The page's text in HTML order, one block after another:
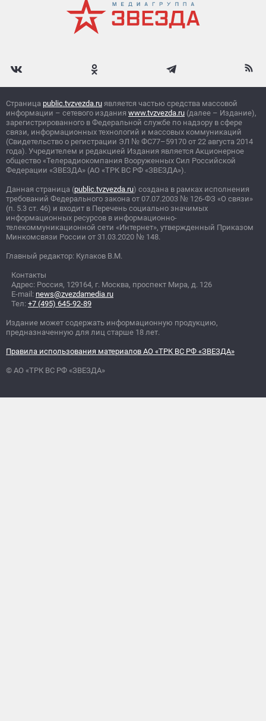
Страница public.tvzvezda.ru является частью средства массовой
информации – сетевого издания www.tvzvezda.ru (далее – Издание),
зарегистрированного в Федеральной службе по надзору в сфере
связи, информационных технологий и массовых коммуникаций
(Свидетельство о регистрации ЭЛ № ФС77–59170 от 22 августа 2014
года). Учредителем и редакцией Издания является Акционерное
общество «Телерадиокомпания Вооруженных Сил Российской
Федерации «ЗВЕЗДА» (АО «ТРК ВС РФ «ЗВЕЗДА»).
Данная страница (public.tvzvezda.ru) создана в рамках исполнения
требований Федерального закона от 07.07.2003 № 126-ФЗ «О связи»
(п. 5.3 ст. 46) и входит в Перечень социально значимых
информационных ресурсов в информационно-
телекоммуникационной сети «Интернет», утвержденный Приказом
Минкомсвязи России от 31.03.2020 № 148.
Главный редактор: Кулаков В.М.
Контакты
Адрес: Россия, 129164, г. Москва, проспект Мира, д. 126
E-mail: news@zvezdamedia.ru
Тел: +7 (495) 645-92-89
Издание может содержать информационную продукцию,
предназначенную для лиц старше 18 лет.
Правила использования материалов АО «ТРК ВС РФ «ЗВЕЗДА»
© АО «ТРК ВС РФ «ЗВЕЗДА»